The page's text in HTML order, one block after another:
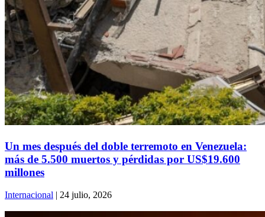
Un mes después del doble terremoto en Venezuela:
más de 5.500 muertos y pérdidas por US$19.600
millones
Internacional | 24 julio, 2026